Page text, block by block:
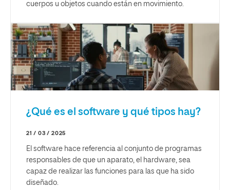
cuerpos u objetos cuando están en movimiento.
¿Qué es el software y qué tipos hay?
21 / 03 / 2025
El software hace referencia al conjunto de programas
responsables de que un aparato, el hardware, sea
capaz de realizar las funciones para las que ha sido
diseñado.